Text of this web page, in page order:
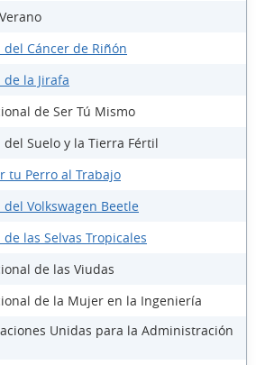
Cáncer de Riñón
la Jirafa
de Ser Tú Mismo
Suelo y la Tierra Fértil
tu Perro al Trabajo
Volkswagen Beetle
las Selvas Tropicales
de las Viudas
de la Mujer en la Ingeniería
Unidas para la Administración